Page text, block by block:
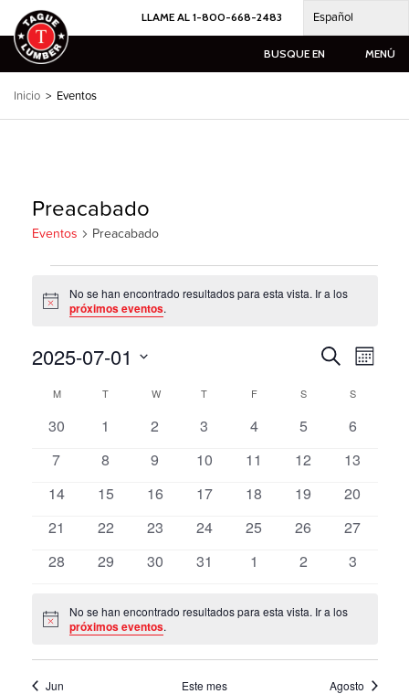
al
contenido
LLAME AL 1-800-668-2483 Español
BUSQUE EN MENÚ
Inicio > Eventos
Preacabado
Eventos Preacabado
Notice
No se han encontrado resultados para esta vista. Ir a los
próximos eventos.
Búsqueda
eventos
navegación
Buscar
por
Mes
2025-07-01
fecha.
Calendario
eventos
MLUNES T WMIÉRCOLES
T FVIERNES SSÁBADO SDOMINGO
0
30
0
1
0
2
0
3
0
4
0
5
0
6
0
7
0
8
0
9
0
10
0
11
0
12
0
13
0
14
0
15
0
16
0
17
0
18
0
19
0
20
0
21
0
22
0
23
0
24
0
25
0
26
0
27
0
28
0
29
0
30
0
31
0
1
0
2
0
3
Notice
No se han encontrado resultados para esta vista. Ir a los
próximos eventos.
Jun Este mes Agosto